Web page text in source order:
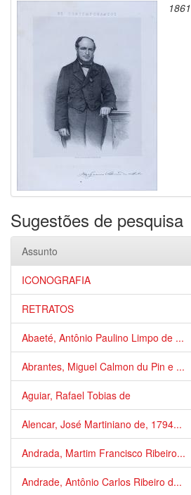
1861
Sugestões de pesquisa
Assunto
ICONOGRAFIA
RETRATOS
Abaeté, Antônio Paulino Limpo de ...
Abrantes, Miguel Calmon du Pin e ...
Aguiar, Rafael Tobias de
Alencar, José Martiniano de, 1794...
Andrada, Martim Francisco Ribeiro...
Andrade, Antônio Carlos Ribeiro d...